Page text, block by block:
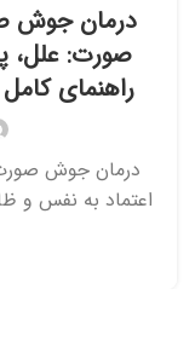
درمان جوش
صورت: علل،
راهنمای
درمان جوش صورت
اعتماد به نفس و